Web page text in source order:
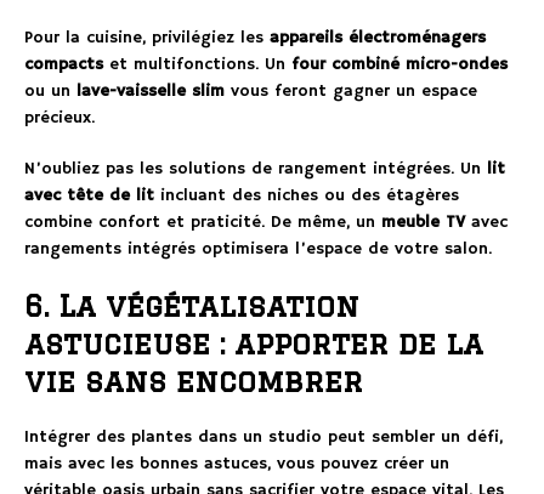
Pour la cuisine, privilégiez les appareils électroménagers
compactset multifonctions. Un four combiné micro-ondes
ou un lave-vaisselle slim vous feront gagner un espace
précieux.
N’oubliez pas les solutions de rangement intégrées. Un lit
avec tête de lit incluant des niches ou des étagères
combine confort et praticité. De même, un meuble TVavec
rangements intégrés optimisera l’espace de votre salon.
6. La végétalisation
astucieuse : apporter de la
vie sans encombrer
Intégrer des plantes dans un studio peut sembler un défi,
mais avec les bonnes astuces, vous pouvez créer un